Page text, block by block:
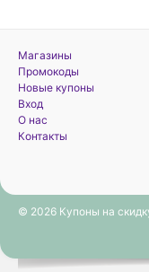
Магазины
Промокоды
Новые купоны
Вход
О нас
Контакты
© 2026 Купоны на